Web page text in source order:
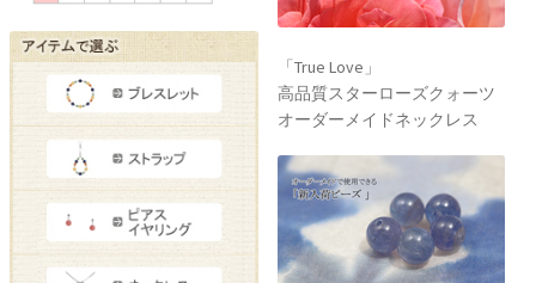
「True Love」
高品質スターローズクォーツ
オーダーメイドネックレス